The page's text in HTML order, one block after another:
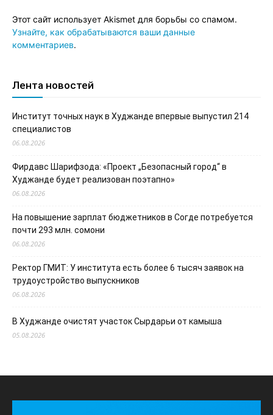
Этот сайт использует Akismet для борьбы со спамом.
Узнайте, как обрабатываются ваши данные
комментариев.
Лента новостей
Институт точных наук в Худжанде впервые выпустил 214
специалистов
06.08.2026
Фирдавс Шарифзода: «Проект „Безопасный город“ в
Худжанде будет реализован поэтапно»
06.08.2026
На повышение зарплат бюджетников в Согде потребуется
почти 293 млн. сомони
06.08.2026
Ректор ГМИТ: У института есть более 6 тысяч заявок на
трудоустройство выпускников
06.08.2026
В Худжанде очистят участок Сырдарьи от камыша
05.08.2026